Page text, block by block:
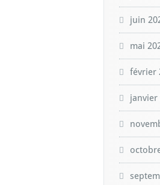
juin
mai
février
janvier